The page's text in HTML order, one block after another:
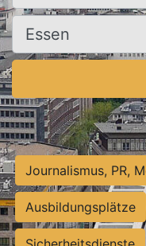
Ort, Stadt
Journalismus, PR,
Ausbildungsplätze